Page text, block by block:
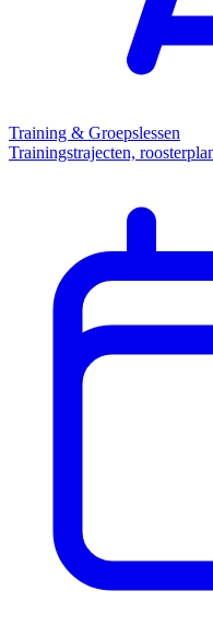
Training & Groepslessen
Trainingstrajecten,